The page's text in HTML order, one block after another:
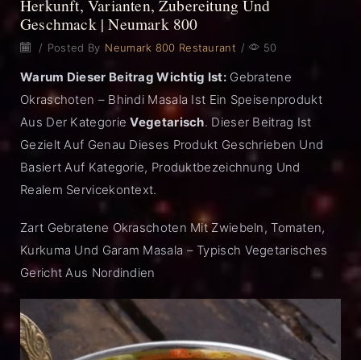
Herkunft, Varianten, Zubereitung Und
Geschmack | Neumark 800
/ Posted By Neumark 800 Restaurant / 50
Warum Dieser Beitrag Wichtig Ist:Gebratene
Okraschoten – Bhindi Masala Ist Ein Speisenprodukt
Aus Der KategorieVegetarisch. Dieser Beitrag Ist
Gezielt Auf Genau Dieses Produkt Geschrieben Und
Basiert Auf Kategorie, Produktbezeichnung Und
Realem Servicekontext.
Zart Gebratene Okraschoten Mit Zwiebeln, Tomaten,
Kurkuma Und Garam Masala – Typisch Vegetarisches
Gericht Aus Nordindien